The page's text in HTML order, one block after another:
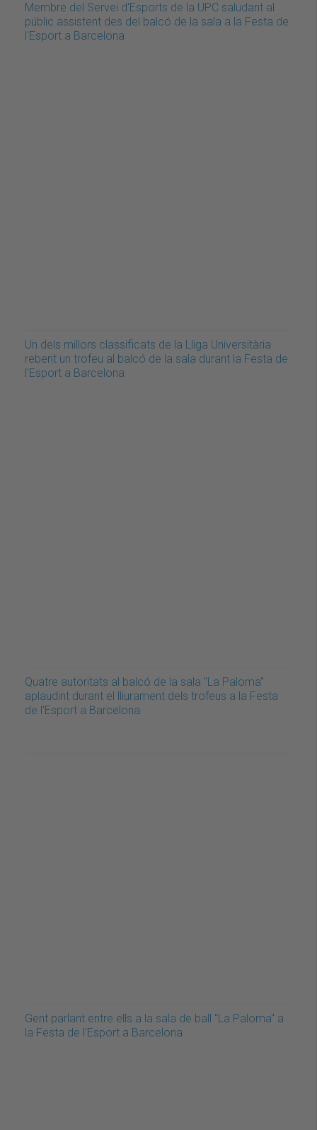
Membre del Servei d'Esports de la UPC saludant al
públic assistent des del balcó de la sala a la Festa de
l'Esport a Barcelona
Un dels millors classificats de la Lliga Universitària
rebent un trofeu al balcó de la sala durant la Festa de
l'Esport a Barcelona
Quatre autoritats al balcó de la sala "La Paloma"
aplaudint durant el lliurament dels trofeus a la Festa
de l'Esport a Barcelona
Gent parlant entre ells a la sala de ball "La Paloma" a
la Festa de l'Esport a Barcelona